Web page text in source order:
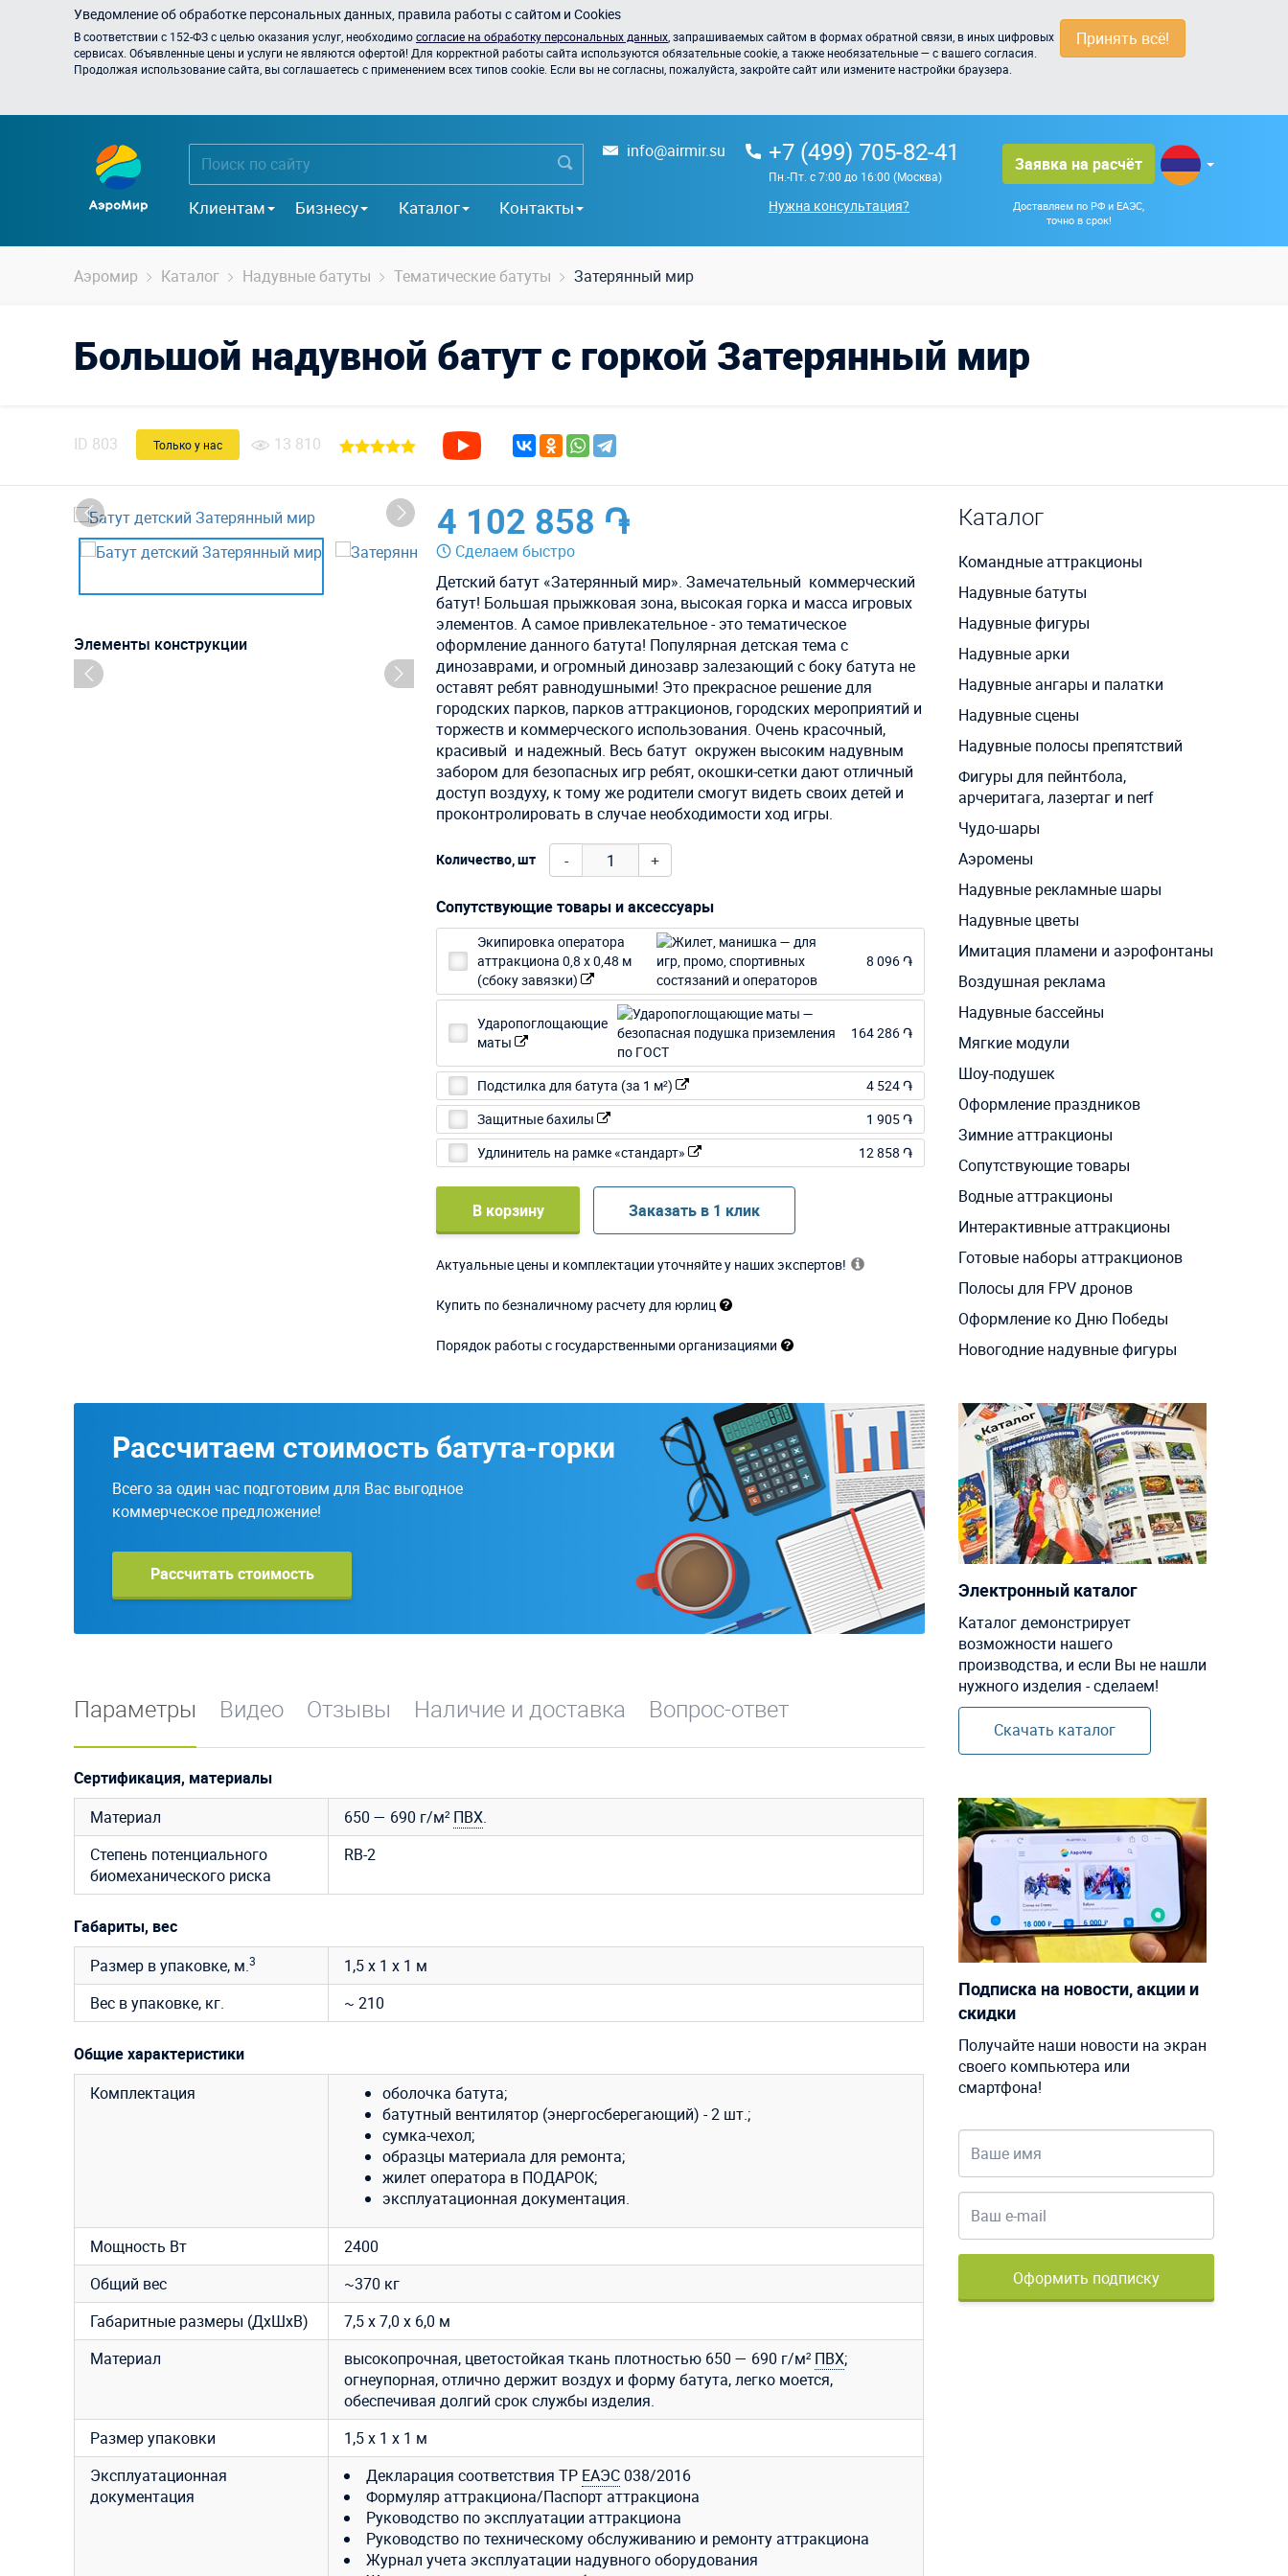
Принять всё!
Уведомление об обработке персональных данных, правила работы с сайтом и Cookies
В соответствии с 152-ФЗ с целью оказания услуг, необходимосогласие на обработку персональных данных , запрашиваемых сайтом в формах обратной связи, в иных цифровых
сервисах. Объявленные цены и услуги не являются офертой! Для корректной работы сайта используются обязательные cookie, а также необязательные — с вашего согласия.
Продолжая использование сайта, вы соглашаетесь с применением всех типов cookie. Если вы не согласны, пожалуйста, закройте сайт или измените настройки браузера.
Клиентам Бизнесу Каталог Контакты
info@airmir.su +7 (499) 705-82-41
Пн.-Пт. с 7:00 до 16:00 (Москва)
Нужна консультация?
Заявка на расчёт
Доставляем по РФ и ЕАЭС,
точно в срок!
Аэромир Каталог Надувные батуты Тематические батуты Затерянный мир
Большой надувной батут с горкой Затерянный мир
ID 803 Только у нас 13 810
Элементы конструкции
4 102 858 ֏
Сделаем быстро
Детский батут «Затерянный мир». Замечательный коммерческий
батут! Большая прыжковая зона, высокая горка и масса игровых
элементов. А самое привлекательное - это тематическое
оформление данного батута! Популярная детская тема с
динозаврами, и огромный динозавр залезающий с боку батута не
оставят ребят равнодушными! Это прекрасное решение для
городских парков, парков аттракционов, городских мероприятий и
торжеств и коммерческого использования. Очень красочный,
красивый и надежный. Весь батут окружен высоким надувным
забором для безопасных игр ребят, окошки-сетки дают отличный
доступ воздуху, к тому же родители смогут видеть своих детей и
проконтролировать в случае необходимости ход игры.
Количество, шт - +
Сопутствующие товары и аксессуары
Экипировка оператора
аттракциона 0,8 х 0,48 м
(сбоку завязки)
8 096 ֏
Ударопоглощающие
маты
164 286 ֏
Подстилка для батута (за 1 м²)
4 524 ֏
Защитные бахилы
1 905 ֏
Удлинитель на рамке «стандарт»
12 858 ֏
В корзину Заказать в 1 клик
Актуальные цены и комплектации уточняйте у наших экспертов!
Купить по безналичному расчету для юрлиц
Порядок работы с государственными организациями
Рассчитаем стоимость батута-горки
Всего за один час подготовим для Вас выгодное
коммерческое предложение!
Рассчитать стоимость
Параметры Видео Отзывы Наличие и доставка Вопрос-ответ
Сертификация, материалы
Материал
650 — 690 г/м² ПВХ.
Степень потенциального
биомеханического риска
RB-2
Габариты, вес
Размер в упаковке, м.3
1,5 x 1 x 1 м
Вес в упаковке, кг.
~ 210
Общие характеристики
Комплектация
оболочка батута;
батутный вентилятор (энергосберегающий) - 2 шт.;
сумка-чехол;
образцы материала для ремонта;
жилет оператора в ПОДАРОК;
эксплуатационная документация.
Мощность Вт
2400
Общий вес
~370 кг
Габаритные размеры (ДхШхВ)
7,5 х 7,0 х 6,0 м
Материал
высокопрочная, цветостойкая ткань плотностью 650 — 690 г/м² ПВХ;
огнеупорная, отлично держит воздух и форму батута, легко моется,
обеспечивая долгий срок службы изделия.
Размер упаковки
1,5 x 1 x 1 м
Эксплуатационная
документация
Декларация соответствия ТР ЕАЭС038/2016
Формуляр аттракциона/Паспорт аттракциона
Руководство по эксплуатации аттракциона
Руководство по техническому обслуживанию и ремонту аттракциона
Журнал учета эксплуатации надувного оборудования
Каталог
Командные аттракционы
Надувные батуты
Надувные фигуры
Надувные арки
Надувные ангары и палатки
Надувные сцены
Надувные полосы препятствий
Фигуры для пейнтбола,
арчеритага, лазертаг и nerf
Чудо-шары
Аэромены
Надувные рекламные шары
Надувные цветы
Имитация пламени и аэрофонтаны
Воздушная реклама
Надувные бассейны
Мягкие модули
Шоу-подушек
Оформление праздников
Зимние аттракционы
Сопутствующие товары
Водные аттракционы
Интерактивные аттракционы
Готовые наборы аттракционов
Полосы для FPV дронов
Оформление ко Дню Победы
Новогодние надувные фигуры
Электронный каталог
Каталог демонстрирует
возможности нашего
производства, и если Вы не нашли
нужного изделия - сделаем!
Скачать каталог
Подписка на новости, акции и
скидки
Получайте наши новости на экран
своего компьютера или
смартфона!
Оформить подписку